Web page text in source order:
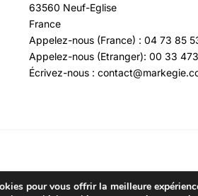
63560 Neuf-Eglise
France
Appelez-nous (France) : 04 73 85
Appelez-nous (Etranger): 00 33
Écrivez-nous :
pour vous offrir la meilleure